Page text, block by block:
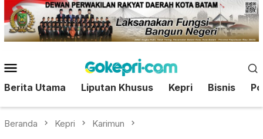
Loncat
ke
konten
Mobile
Berita Utama Liputan Khusus Kepri Bisnis
Beranda Kepri Karimun